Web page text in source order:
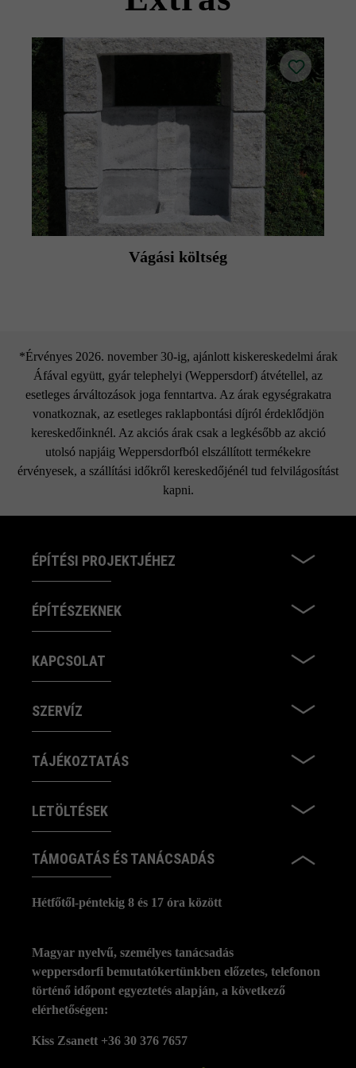
Vágási költség
*Érvényes 2026. november 30-ig, ajánlott kiskereskedelmi árak
Áfával együtt, gyár telephelyi (Weppersdorf) átvétellel, az
esetleges árváltozások joga fenntartva. Az árak egységrakatra
vonatkoznak, az esetleges raklapbontási díjról érdeklődjön
kereskedőinknél. Az akciós árak csak a legkésőbb az akció
utolsó napjáig Weppersdorfból elszállított termékekre
érvényesek, a szállítási időkről kereskedőjénél tud felvilágosítást
kapni.
ÉPÍTÉSI PROJEKTJÉHEZ
ÉPÍTÉSZEKNEK
KAPCSOLAT
SZERVÍZ
TÁJÉKOZTATÁS
LETÖLTÉSEK
TÁMOGATÁS ÉS TANÁCSADÁS
Hétfőtől-péntekig 8 és 17 óra között
Magyar nyelvű, személyes tanácsadás
weppersdorfi bemutatókertünkben előzetes, telefonon
történő időpont egyeztetés alapján, a következő
elérhetőségen:
Kiss Zsanett +36 30 376 7657